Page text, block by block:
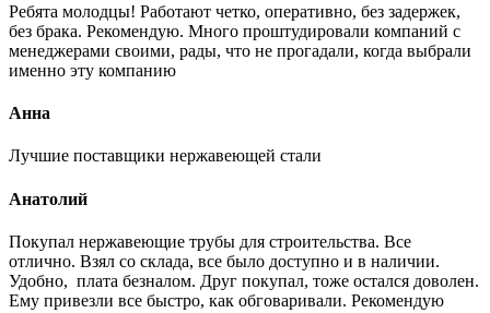
Ребята молодцы! Работают четко, оперативно, без задержек,
без брака. Рекомендую. Много проштудировали компаний с
менеджерами своими, рады, что не прогадали, когда выбрали
именно эту компанию
Анна
Лучшие поставщики нержавеющей стали
Анатолий
Покупал нержавеющие трубы для строительства. Все
отлично. Взял со склада, все было доступно и в наличии.
Удобно, плата безналом. Друг покупал, тоже остался доволен.
Ему привезли все быстро, как обговаривали. Рекомендую